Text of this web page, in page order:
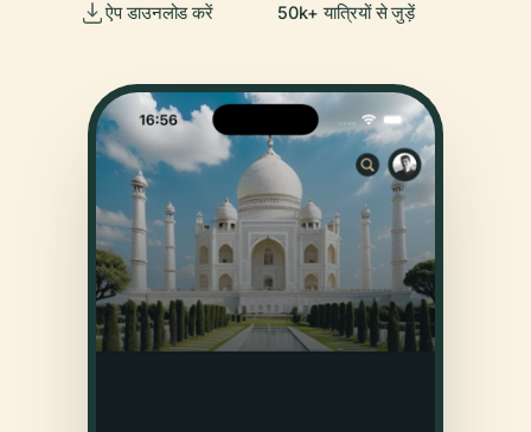
ऐप डाउनलोड करें 50k+ यात्रियों से जुड़ें